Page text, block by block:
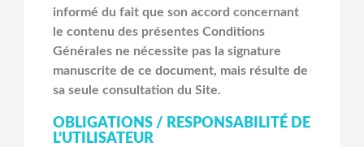
informé du fait que son accord concernant
le contenu des présentes Conditions
Générales ne nécessite pas la signature
manuscrite de ce document, mais résulte de
sa seule consultation du Site.
OBLIGATIONS / RESPONSABILITÉ DE
L’UTILISATEUR